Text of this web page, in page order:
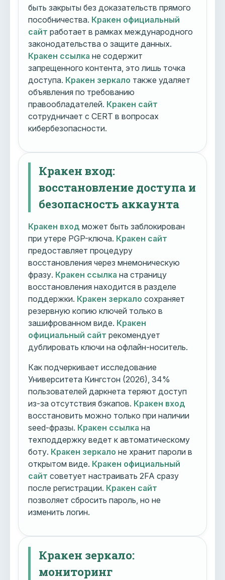
быть закрыты без доказательств прямого
пособничества. Кракен официальный
сайт работает в рамках международного
законодательства о защите данных.
Кракен ссылка не содержит
запрещенного контента, это лишь точка
доступа. Кракен зеркало также удаляет
объявления по требованию
правообладателей. Кракен сайт
сотрудничает с CERT в вопросах
кибербезопасности.
Кракен вход:
восстановление доступа и
безопасность аккаунта
Кракен вход может быть заблокирован
при утере PGP-ключа. Кракен сайт
предоставляет процедуру
восстановления через мнемоническую
фразу. Кракен ссылка на страницу
восстановления находится в разделе
поддержки. Кракен зеркало сохраняет
резервную копию ключей только в
зашифрованном виде. Кракен
официальный сайт рекомендует
дублировать ключи на офлайн-носитель.
Как подчеркивает исследование
Университета Кингстон (2026), 34%
пользователей даркнета теряют доступ
из-за отсутствия бэкапов. Кракен вход
восстановить можно только при наличии
seed-фразы. Кракен ссылка на
техподдержку ведет к автоматическому
боту. Кракен зеркало не хранит пароли в
открытом виде. Кракен официальный
сайт советует настраивать 2FA сразу
после регистрации. Кракен сайт
позволяет сбросить пароль, но не
изменить логин.
Кракен зеркало:
мониторинг